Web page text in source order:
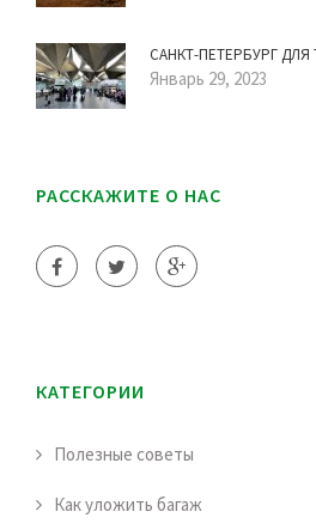
САНКТ-ПЕТЕРБУРГ ДЛЯ
Январь 29, 2023
РАССКАЖИТЕ О НАС
КАТЕГОРИИ
Полезные советы
Как уложить багаж